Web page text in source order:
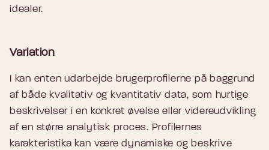
idealer.
Variation
I kan enten udarbejde brugerprofilerne på baggrund
af både kvalitativ og kvantitativ data, som hurtige
beskrivelser i en konkret øvelse eller videreudvikling
af en større analytisk proces. Profilernes
karakteristika kan være dynamiske og beskrive